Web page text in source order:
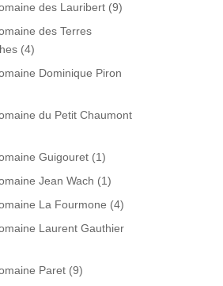
des Lauribert (9)
des Terres
(4)
Dominique Piron
du Petit Chaumont
Guigouret (1)
Jean Wach (1)
La Fourmone (4)
Laurent Gauthier
Paret (9)